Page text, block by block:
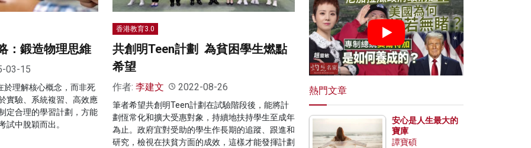
：鍛造物理思維
03-15
於理解核心概念，而非死
實驗、系統複習、高效應
定合理的學習計劃，方能
試中脫穎而出。
香港教育3.0
共創明Teen計劃 為貧困學生燃點
希望
作者: 李建文 2022-08-26
筆者希望共創明Teen計劃在試驗階段後，能將計
劃恆常化和擴大受惠對象，持續地扶持學生至成年
為止。政府宜對受助的學生作長期的追蹤、跟進和
研究，檢視在扶貧方面的成效，這樣才能發揮計劃
熱門文章
安心是人生最大的
寶庫
譚寶碩